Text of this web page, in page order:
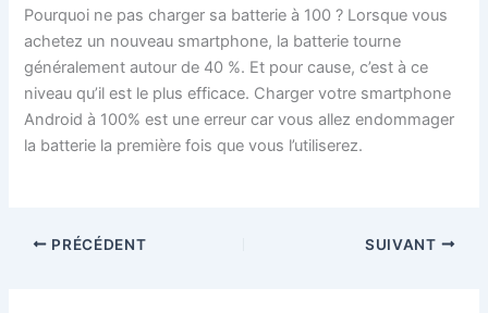
Pourquoi ne pas charger sa batterie à 100 ? Lorsque vous
achetez un nouveau smartphone, la batterie tourne
généralement autour de 40 %. Et pour cause, c’est à ce
niveau qu’il est le plus efficace. Charger votre smartphone
Android à 100% est une erreur car vous allez endommager
la batterie la première fois que vous l’utiliserez.
PRÉCÉDENT SUIVANT